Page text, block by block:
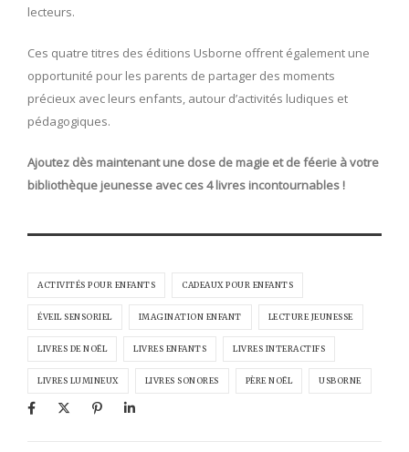
lecteurs.
Ces quatre titres des éditions Usborne offrent également une
opportunité pour les parents de partager des moments
précieux avec leurs enfants, autour d’activités ludiques et
pédagogiques.
Ajoutez dès maintenant une dose de magie et de féerie à votre
bibliothèque jeunesse avec ces 4 livres incontournables !
ACTIVITÉS POUR ENFANTS CADEAUX POUR ENFANTS
ÉVEIL SENSORIEL IMAGINATION ENFANT LECTURE JEUNESSE
LIVRES DE NOËL LIVRES ENFANTS LIVRES INTERACTIFS
LIVRES LUMINEUX LIVRES SONORES PÈRE NOËL USBORNE